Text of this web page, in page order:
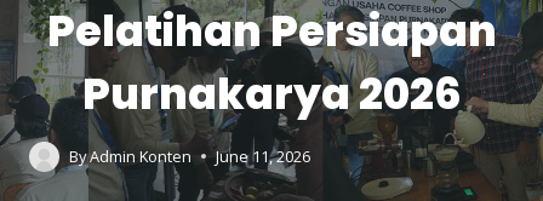
Pelatihan Persiapan
Purnakarya 2026
ByAdmin Konten June 11, 2026